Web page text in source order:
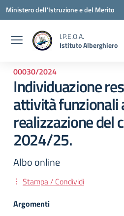
Vai ai contenuti
Vai al menu di navigazione
Vai al footer
Ministero dell'Istruzione e del Merito
I.P.E.O.A.
Istituto Alberghiero
00030/2024
Individuazione
attività funzionali
realizzazione del
2024/25.
Albo online
Stampa / Condividi
Argomenti